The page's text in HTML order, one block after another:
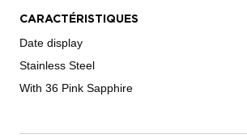
CARACTÉRISTIQUES
Date display
Stainless Steel
With 36 Pink Sapphire